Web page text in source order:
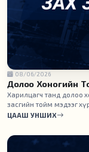
08/06/2026
Долоо Хоногийн
Харилцагч танд долоо
засгийн тойм мэдээг
ЦААШ УНШИХ